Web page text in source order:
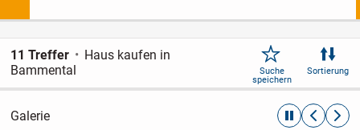
11 Treffer
Haus kaufen in
Bammental
Suche
speichern
Sortierung
Galerie automatische